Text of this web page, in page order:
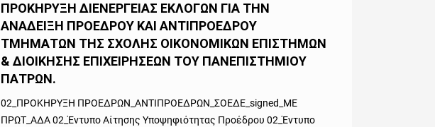
ΠΡΟΚΗΡΥΞΗ ΔΙΕΝΕΡΓΕΙΑΣ ΕΚΛΟΓΩΝ ΓΙΑ ΤΗΝ
ΑΝΑΔΕΙΞΗ ΠΡΟΕΔΡΟΥ ΚΑΙ ΑΝΤΙΠΡΟΕΔΡΟΥ
ΤΜΗΜΑΤΩΝ ΤΗΣ ΣΧΟΛΗΣ ΟΙΚΟΝΟΜΙΚΩΝ ΕΠΙΣΤΗΜΩΝ
& ΔΙΟΙΚΗΣΗΣ ΕΠΙΧΕΙΡΗΣΕΩΝ ΤΟΥ ΠΑΝΕΠΙΣΤΗΜΙΟΥ
ΠΑΤΡΩΝ.
02_ΠΡΟΚΗΡΥΞΗ ΠΡΟΕΔΡΩΝ_ΑΝΤΙΠΡΟΕΔΡΩΝ_ΣΟΕΔΕ_signed_ΜΕ
ΠΡΩΤ_ΑΔΑ 02_Έντυπο Αίτησης Υποψηφιότητας Προέδρου 02_Έντυπο